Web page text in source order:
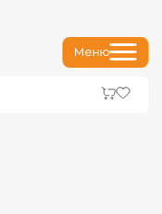
Меню